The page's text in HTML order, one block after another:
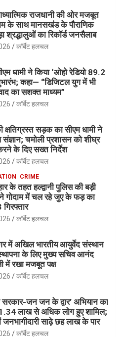
राजधानी की ओर मजबूत
के साथ मानसखंड के पौराणिक
श्रद्धालुओं का रिकॉर्ड जनसैलाब
कॉर्बेट हलचल
धामी ने किया ‘ओहो रेडियो 89.2
कहा— “डिजिटल युग में भी
का सशक्त माध्यम”
कॉर्बेट हलचल
क्षतिग्रस्त सड़क का सीएम धामी ने
संज्ञान; चमोली प्रशासन को शीघ्र
के दिए सख्त निर्देश
कॉर्बेट हलचल
CRIME
के तहत हल्द्वानी पुलिस की बड़ी
गोदाम में चल रहे जुए के फड़ का
कॉर्बेट हलचल
में अखिल भारतीय आयुर्वेद संस्थान
के लिए मुख्य सचिव आनंद
में रखा मजबूत पक्ष
कॉर्बेट हलचल
जन जन के द्वार’ अभियान का
लाख से अधिक लोग हुए शामिल;
जनभागीदारी साढ़े छह लाख के पार
कॉर्बेट हलचल